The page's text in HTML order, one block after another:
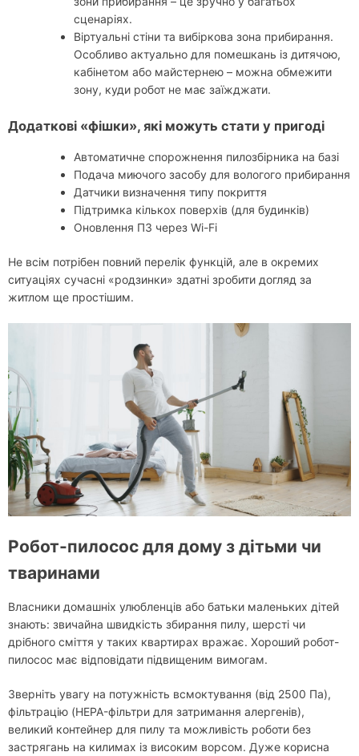
сценаріях.
Віртуальні стіни та вибіркова зона прибирання.
Особливо актуально для помешкань із дитячою,
кабінетом або майстернею – можна обмежити
зону, куди робот не має заїжджати.
Додаткові «фішки», які можуть стати у пригоді
Автоматичне спорожнення пилозбірника на базі
Подача миючого засобу для вологого прибирання
Датчики визначення типу покриття
Підтримка кількох поверхів (для будинків)
Оновлення ПЗ через Wi-Fi
Не всім потрібен повний перелік функцій, але в окремих
ситуаціях сучасні «родзинки» здатні зробити догляд за
житлом ще простішим.
Робот-пилосос для дому з дітьми чи
тваринами
Власники домашніх улюбленців або батьки маленьких дітей
знають: звичайна швидкість збирання пилу, шерсті чи
дрібного сміття у таких квартирах вражає. Хороший робот-
пилосос має відповідати підвищеним вимогам.
Зверніть увагу на потужність всмоктування (від 2500 Па),
фільтрацію (HEPA-фільтри для затримання алергенів),
великий контейнер для пилу та можливість роботи без
застрягань на килимах із високим ворсом. Дуже корисна